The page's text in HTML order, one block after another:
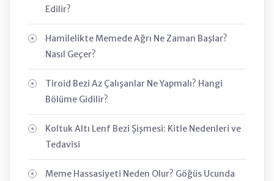
Edilir?
Hamilelikte Memede Ağrı Ne Zaman Başlar?
Nasıl Geçer?
Tiroid Bezi Az Çalışanlar Ne Yapmalı? Hangi
Bölüme Gidilir?
Koltuk Altı Lenf Bezi Şişmesi: Kitle Nedenleri ve
Tedavisi
Meme Hassasiyeti Neden Olur? Göğüs Ucunda